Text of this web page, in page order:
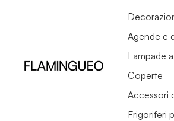
Agende e
Lampade
Coperte
Accessori
Frigoriferi